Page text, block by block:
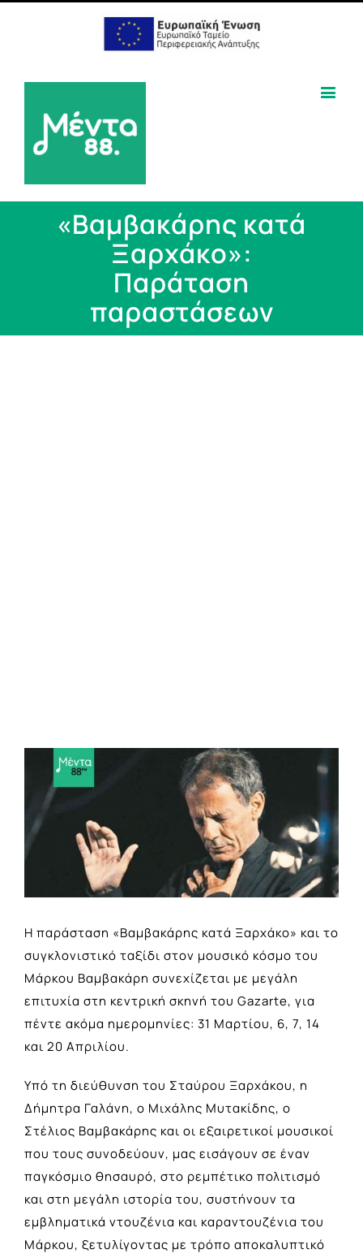
«Βαμβακάρης κατά
Ξαρχάκο»:
Παράταση
παραστάσεων
Larger
Image
Η παράσταση «Βαμβακάρης κατά Ξαρχάκο» και το
συγκλονιστικό ταξίδι στον μουσικό κόσμο του
Μάρκου Βαμβακάρη συνεχίζεται με μεγάλη
επιτυχία στη κεντρική σκηνή του Gazarte, για
πέντε ακόμα ημερομηνίες: 31 Μαρτίου, 6, 7, 14
και 20 Απριλίου.
Υπό τη διεύθυνση του Σταύρου Ξαρχάκου, η
Δήμητρα Γαλάνη, ο Μιχάλης Μυτακίδης, ο
Στέλιος Βαμβακάρης και οι εξαιρετικοί μουσικοί
που τους συνοδεύουν, μας εισάγουν σε έναν
παγκόσμιο θησαυρό, στο ρεμπέτικο πολιτισμό
και στη μεγάλη ιστορία του, συστήνουν τα
εμβληματικά ντουζένια και καραντουζένια του
Μάρκου, ξετυλίγοντας με τρόπο αποκαλυπτικό